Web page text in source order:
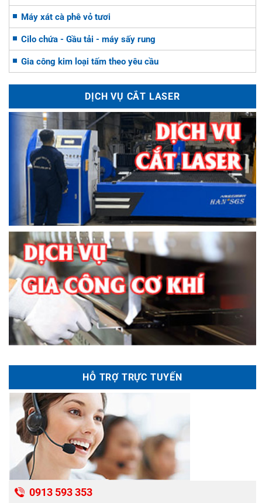
Máy xát cà phê vỏ tươi
Cilo chứa - Gầu tải - máy sấy rung
Gia công kim loại tấm theo yêu cầu
DỊCH VỤ CẮT LASER
HỖ TRỢ TRỰC TUYẾN
0913 593 353